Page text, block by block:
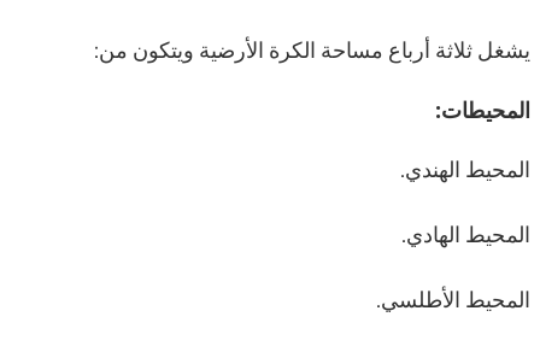
يشغل ثلاثة أرباع مساحة الكرة الأرضية ويتكون من:
المحيطات:
المحيط الهندي.
المحيط الهادي.
المحيط الأطلسي.